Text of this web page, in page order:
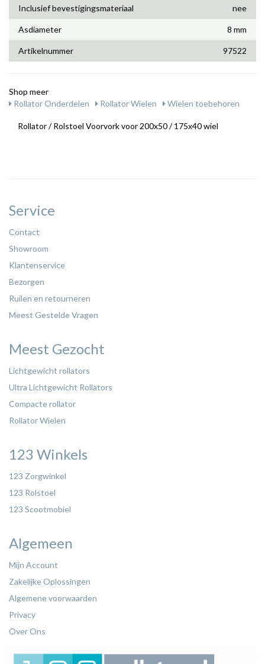
Inclusief bevestigingsmateriaal nee
Asdiameter 8 mm
Artikelnummer 97522
Shop meer
Rollator Onderdelen
Rollator Wielen Wielen toebehoren
Rollator / Rolstoel Voorvork voor 200x50 / 175x40 wiel
Service
Contact
Showroom
Klantenservice
Bezorgen
Ruilen en retourneren
Meest Gestelde Vragen
Meest Gezocht
Lichtgewicht rollators
Ultra Lichtgewicht Rollators
Compacte rollator
Rollator Wielen
123 Winkels
123 Zorgwinkel
123 Rolstoel
123 Scootmobiel
Algemeen
Mijn Account
Zakelijke Oplossingen
Algemene voorwaarden
Privacy
Over Ons